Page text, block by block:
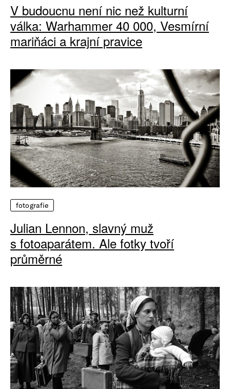
V budoucnu není nic než kulturní
válka: Warhammer 40 000, Vesmírní
mariňáci a krajní pravice
fotografie
Julian Lennon, slavný muž
s fotoaparátem. Ale fotky tvoří
průměrné